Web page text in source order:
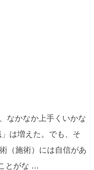
なかなか上手くいかな
は増えた。でも、そ
（施術）には自信があ
とがな …